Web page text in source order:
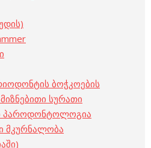
ბოჭკოების
სურათი
პაროდონტოლოგია
მკურნალობა